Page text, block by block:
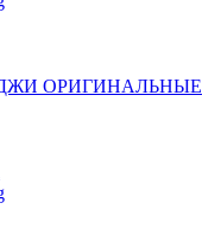
ОРИГИНАЛЬНЫЕ